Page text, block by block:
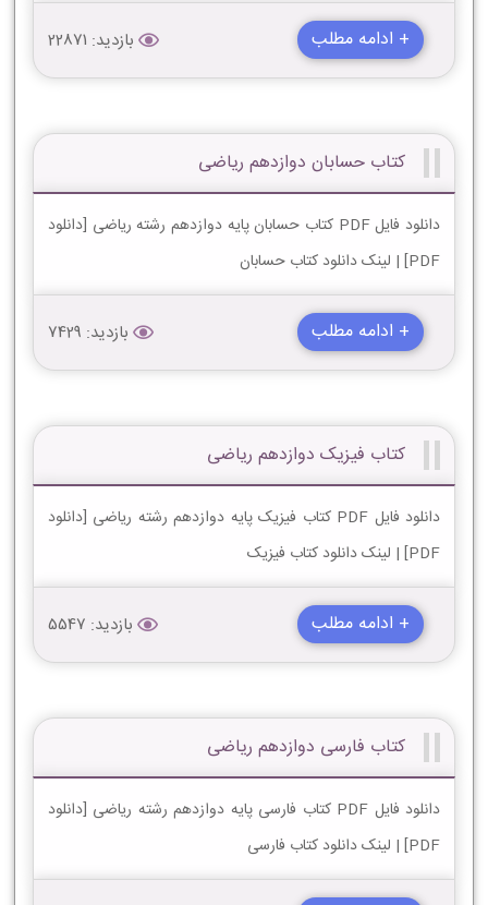
+ ادامه مطلب بازدید: 22871
کتاب حسابان دوازدهم ریاضی
دانلود فایل PDF کتاب حسابان پایه دوازدهم رشته ریاضی [دانلود
PDF] | لینک دانلود کتاب حسابان
+ ادامه مطلب بازدید: 7429
کتاب فیزیک دوازدهم ریاضی
دانلود فایل PDF کتاب فیزیک پایه دوازدهم رشته ریاضی [دانلود
PDF] | لینک دانلود کتاب فیزیک
+ ادامه مطلب بازدید: 5547
کتاب فارسی دوازدهم ریاضی
دانلود فایل PDF کتاب فارسی پایه دوازدهم رشته ریاضی [دانلود
PDF] | لینک دانلود کتاب فارسی